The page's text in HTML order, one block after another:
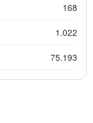
168
1.022
75.193